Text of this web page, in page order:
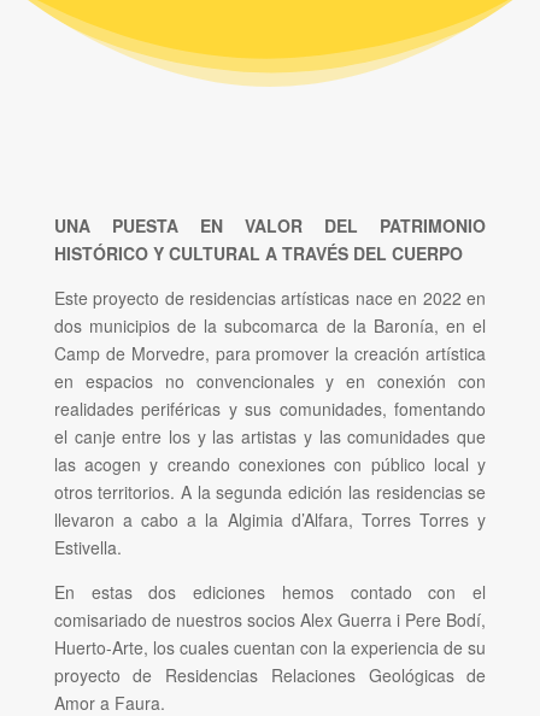
UNA PUESTA EN VALOR DEL PATRIMONIO
HISTÓRICO Y CULTURAL A TRAVÉS DEL CUERPO
Este proyecto de residencias artísticas nace en 2022 en
dos municipios de la subcomarca de la Baronía, en el
Camp de Morvedre, para promover la creación artística
en espacios no convencionales y en conexión con
realidades periféricas y sus comunidades, fomentando
el canje entre los y las artistas y las comunidades que
las acogen y creando conexiones con público local y
otros territorios. A la segunda edición las residencias se
llevaron a cabo a la Algimia d’Alfara, Torres Torres y
Estivella.
En estas dos ediciones hemos contado con el
comisariado de nuestros socios Alex Guerra i Pere Bodí,
Huerto-Arte, los cuales cuentan con la experiencia de su
proyecto de Residencias Relaciones Geológicas de
Amor a Faura.